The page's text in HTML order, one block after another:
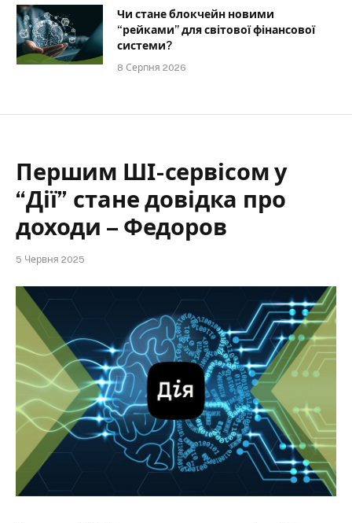
Чи стане блокчейн новими
“рейками” для світової фінансової
системи?
8 Серпня 2026
Першим ШІ-сервісом у
“Дії” стане довідка про
доходи – Федоров
5 Червня 2025